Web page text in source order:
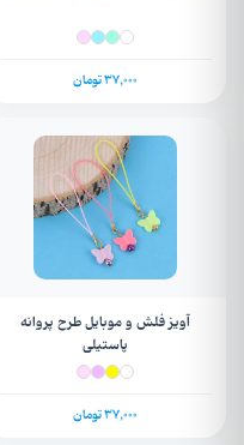
37,000 تومان
آویز فلش و موبایل طرح پروانه
پاستیلی
37,000 تومان